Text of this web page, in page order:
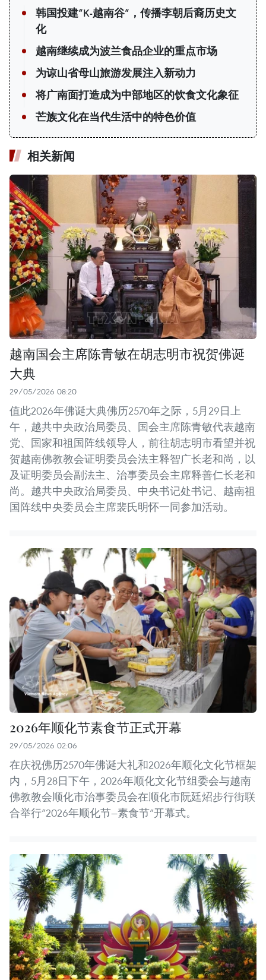
韩国投建“K-越南谷”，传播李朝后裔历史文
化
越南继续成为波兰食品企业的重点市场
为谅山省母山旅游发展注入新动力
将广南面打造成为中部地区的饮食文化象征
芒族文化在当代生活中的特色价值
相关新闻
越南国会主席陈青敏在胡志明市祝贺佛诞
大典
29/05/2026 08:20
值此2026年佛诞大典佛历2570年之际，5月29日上
午，越共中央政治局委员、国会主席陈青敏代表越南
党、国家和祖国阵线领导人，前往胡志明市看望并祝
贺越南佛教教会证明委员会法主释智广长老和尚，以
及证明委员会副法主、治事委员会主席释善仁长老和
尚。越共中央政治局委员、中央书记处书记、越南祖
国阵线中央委员会主席裴氏明怀一同参加活动。
2026年顺化节素食节正式开幕
29/05/2026 02:06
在庆祝佛历2570年佛诞大礼和2026年顺化文化节框架
内，5月28日下午，2026年顺化文化节组委会与越南
佛教教会顺化市治事委员会在顺化市阮廷炤步行街联
合举行“2026年顺化节—素食节”开幕式。